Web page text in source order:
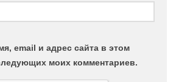
email и адрес сайта в этом
моих комментариев.